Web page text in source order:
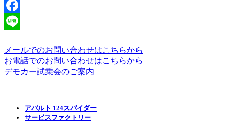
X
Facebook
メールでのお問い合わせはこちらから
お電話でのお問い合わせはこちらから
デモカー試乗会のご案内
アバルト 124スパイダー
サービスファクトリー